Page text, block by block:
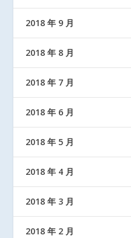
2018 年 9 月
2018 年 8 月
2018 年 7 月
2018 年 6 月
2018 年 5 月
2018 年 4 月
2018 年 3 月
2018 年 2 月